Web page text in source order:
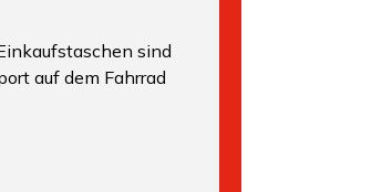
sind
auf dem Fahrrad